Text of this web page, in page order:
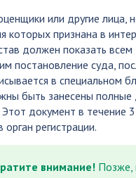
или другие лица,
которых признана в
должен показать всем
постановление суда,
в специальном
быть занесены полные
Этот документ в течение
орган регистрации.
внимание! Позже,